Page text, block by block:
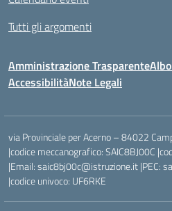
Tutti gli argomenti
Amministrazione Trasparente
AccessibilitàNote Legali
via Provinciale per Acerno – 84022
|codice meccanografico: SAIC8BJ00C
|Email: saic8bj00c@istruzione.it |PEC:
|codice univoco: UF6RKE